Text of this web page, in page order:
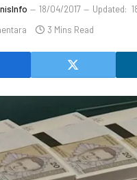
18/04/2017 Updated:
3 Mins Read